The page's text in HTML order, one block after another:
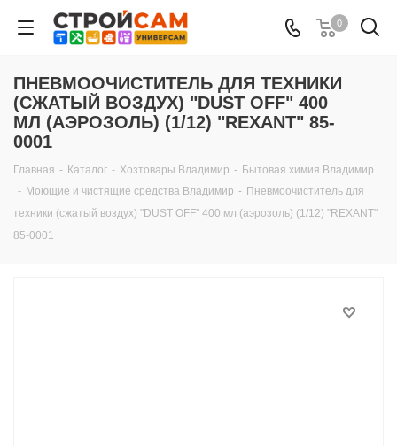
0
ПНЕВМООЧИСТИТЕЛЬ ДЛЯ ТЕХНИКИ
(СЖАТЫЙ ВОЗДУХ) "DUST OFF" 400
МЛ (АЭРОЗОЛЬ) (1/12) "REXANT" 85-
0001
Главная - Каталог - Хозтовары Владимир - Бытовая химия Владимир
- Моющие и чистящие средства Владимир - Пневмоочиститель для
техники (сжатый воздух) "DUST OFF" 400 мл (аэрозоль) (1/12) "REXANT"
85-0001